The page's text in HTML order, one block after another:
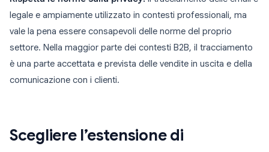
legale e ampiamente utilizzato in contesti professionali, ma
vale la pena essere consapevoli delle norme del proprio
settore. Nella maggior parte dei contesti B2B, il tracciamento
è una parte accettata e prevista delle vendite in uscita e della
comunicazione con i clienti.
Scegliere l’estensione di